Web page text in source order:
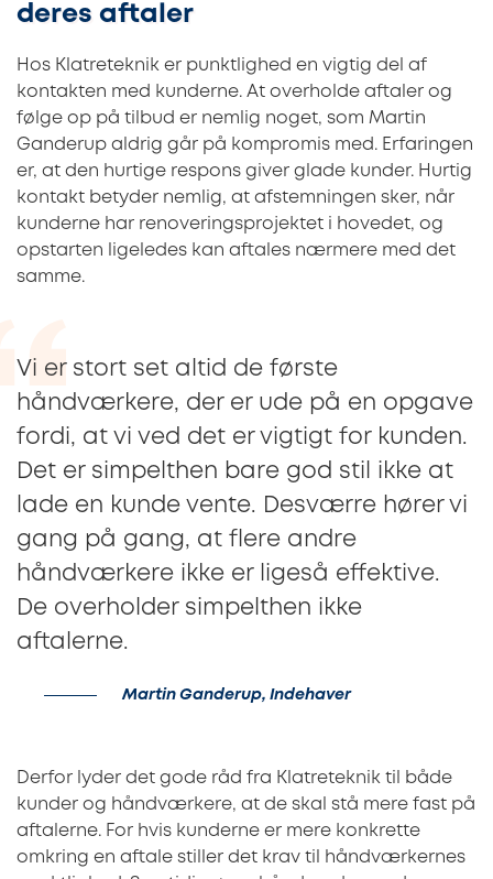
deres aftaler
Hos Klatreteknik er punktlighed en vigtig del af
kontakten med kunderne. At overholde aftaler og
følge op på tilbud er nemlig noget, som Martin
Ganderup aldrig går på kompromis med. Erfaringen
er, at den hurtige respons giver glade kunder. Hurtig
kontakt betyder nemlig, at afstemningen sker, når
kunderne har renoveringsprojektet i hovedet, og
opstarten ligeledes kan aftales nærmere med det
samme.
Vi er stort set altid de første
håndværkere, der er ude på en opgave
fordi, at vi ved det er vigtigt for kunden.
Det er simpelthen bare god stil ikke at
lade en kunde vente. Desværre hører vi
gang på gang, at flere andre
håndværkere ikke er ligeså effektive.
De overholder simpelthen ikke
aftalerne.
Martin Ganderup, Indehaver
Derfor lyder det gode råd fra Klatreteknik til både
kunder og håndværkere, at de skal stå mere fast på
aftalerne. For hvis kunderne er mere konkrette
omkring en aftale stiller det krav til håndværkernes